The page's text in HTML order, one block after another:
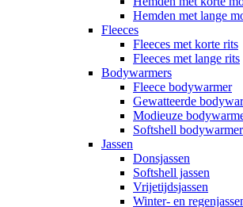
Hemden met lange
Fleeces
Fleeces met korte rits
Fleeces met lange rits
Bodywarmers
Fleece bodywarmer
Gewatteerde
Modieuze
Softshell bodywarmer
Jassen
Donsjassen
Softshell jassen
Vrijetijdsjassen
Winter- en